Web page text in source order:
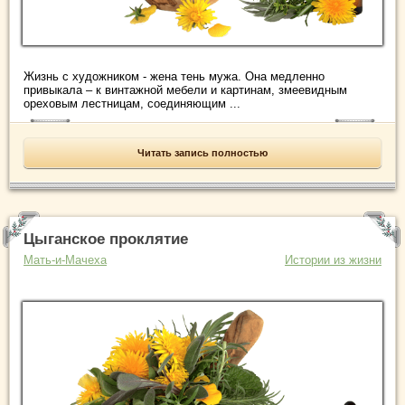
Жизнь с художником - жена тень мужа. Она медленно
привыкала – к винтажной мебели и картинам, змеевидным
ореховым лестницам, соединяющим ...
Читать запись полностью
Цыганское проклятие
Мать-и-Мачеха Истории из жизни